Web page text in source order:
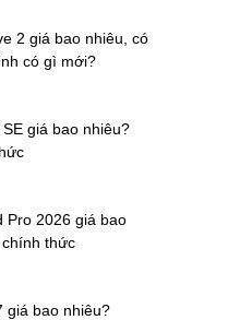
2 giá bao nhiêu, có
có gì mới?
giá bao nhiêu?
Pro 2026 giá bao
thức
giá bao nhiêu?